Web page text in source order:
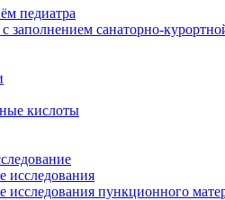
педиатра
заполнением санаторно-
кислоты
исследования
исследования пункционного